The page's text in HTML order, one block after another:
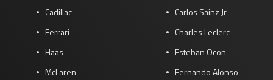
Cadillac
Ferrari
Haas
McLaren
Carlos Sainz Jr
Charles Leclerc
Esteban Ocon
Fernando Alonso